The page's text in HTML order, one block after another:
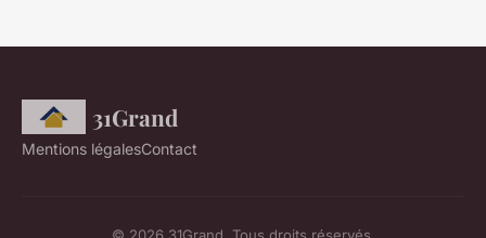
31Grand
Mentions légalesContact
© 2026 31Grand. Tous droits réservés.